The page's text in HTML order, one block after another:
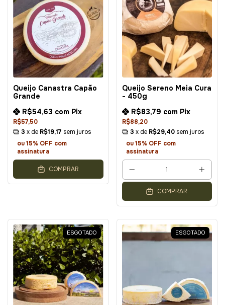
Queijo Canastra Capão
Grande
R$57,50
R$54,63 com Pix
3 x de R$19,17 sem juros
ou 15% OFF com
assinatura
COMPRAR
Queijo Sereno Meia Cura
- 450g
R$88,20
R$83,79 com Pix
3 x de R$29,40 sem juros
ou 15% OFF com
assinatura
COMPRAR
ESGOTADO ESGOTADO